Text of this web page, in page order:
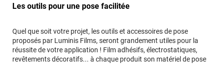
Les outils pour une pose facilitée
Quel que soit votre projet, les outils et accessoires de pose
proposés par Luminis Films, seront grandement utiles pour la
réussite de votre application ! Film adhésifs, électrostatiques,
revêtements décoratifs... à chaque produit son matériel de pose